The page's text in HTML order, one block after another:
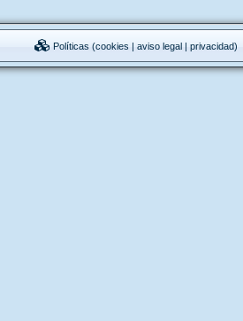
Políticas (cookies | aviso legal | privacidad)